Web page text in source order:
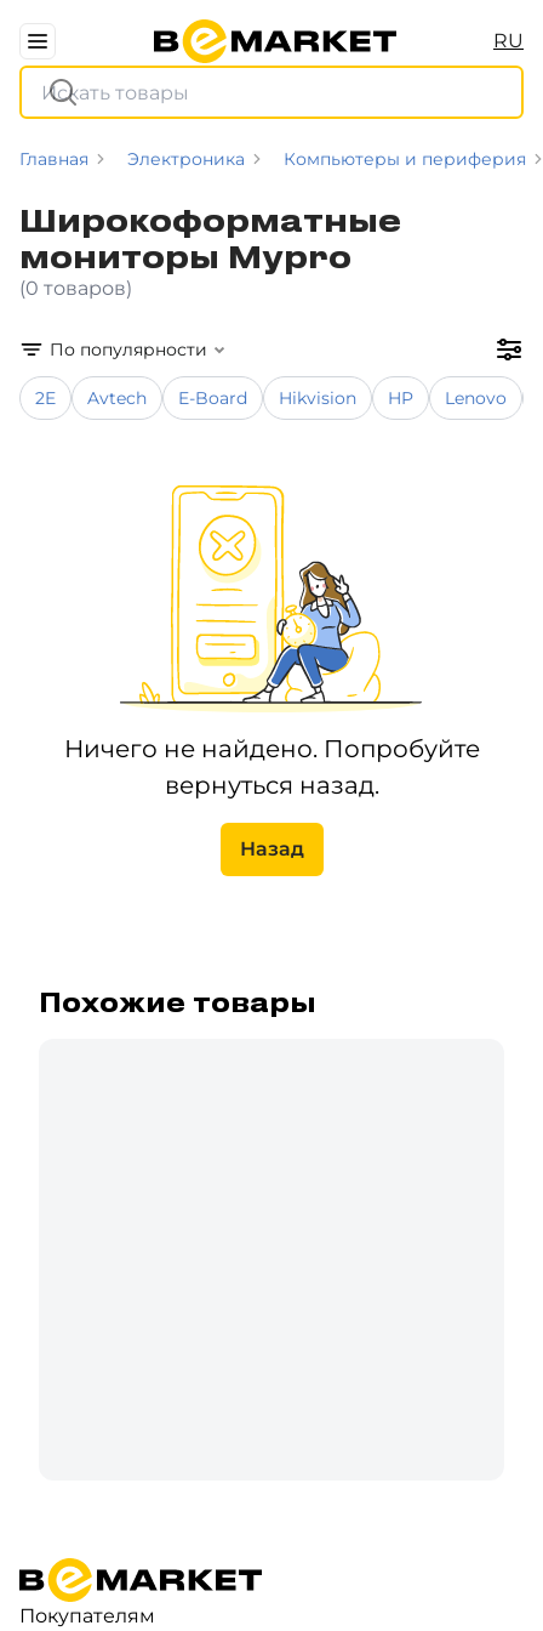
RU
Главная Электроника Компьютеры и периферия
Широкоформатные
мониторы Mypro
(0 товаров)
По популярности
2E Avtech E-Board Hikvision HP Lenovo
Ничего не найдено. Попробуйте
вернуться назад.
Назад
Похожие товары
Покупателям